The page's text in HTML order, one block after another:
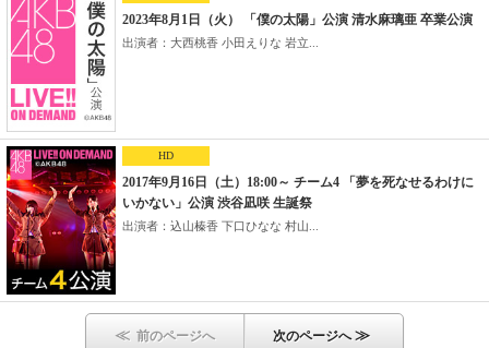
2023年8月1日（火） 「僕の太陽」公演 清水麻璃亜 卒業公演
出演者：大西桃香 小田えりな 岩立...
HD
2017年9月16日（土）18:00～ チーム4 「夢を死なせるわけに
いかない」公演 渋谷凪咲 生誕祭
出演者：込山榛香 下口ひなな 村山...
≪ 前のページへ 次のページへ≫